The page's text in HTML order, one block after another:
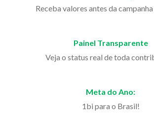
Receba valores antes da
Painel Transparente
Veja o status real de toda
Meta do Ano:
1bi para o Brasil!